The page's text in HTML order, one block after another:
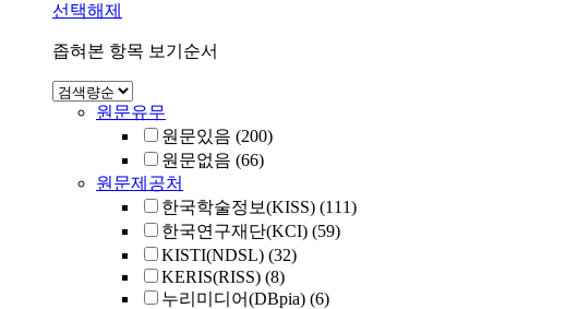
선택해제
좁혀본 항목 보기순서
원문유무
원문있음 (200)
원문없음 (66)
원문제공처
한국학술정보(KISS) (111)
한국연구재단(KCI) (59)
KISTI(NDSL) (32)
KERIS(RISS) (8)
누리미디어(DBpia) (6)